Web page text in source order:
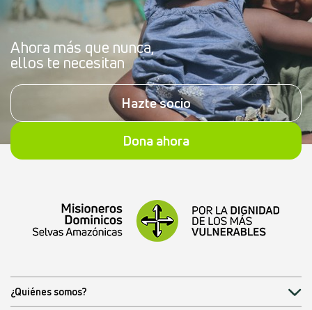
Ahora más que nunca,
ellos te necesitan
Hazte socio
Dona ahora
¿Quiénes somos?